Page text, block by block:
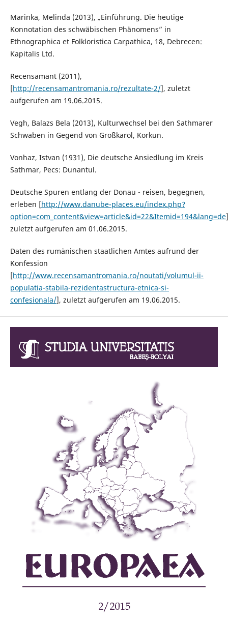
Marinka, Melinda (2013), „Einführung. Die heutige
Konnotation des schwäbischen Phänomens” in
Ethnographica et Folkloristica Carpathica, 18, Debrecen:
Kapitalis Ltd.
Recensamant (2011),
[http://recensamantromania.ro/rezultate-2/], zuletzt
aufgerufen am 19.06.2015.
Vegh, Balazs Bela (2013), Kulturwechsel bei den Sathmarer
Schwaben in Gegend von Großkarol, Korkun.
Vonhaz, Istvan (1931), Die deutsche Ansiedlung im Kreis
Sathmar, Pecs: Dunantul.
Deutsche Spuren entlang der Donau - reisen, begegnen,
erleben [http://www.danube-places.eu/index.php?
option=com_content&view=article&id=22&Itemid=194&lang=de
zuletzt aufgerufen am 01.06.2015.
Daten des rumänischen staatlichen Amtes aufrund der
Konfession
[http://www.recensamantromania.ro/noutati/volumul-ii-
populatia-stabila-rezidentastructura-etnica-si-
confesionala/], zuletzt aufgerufen am 19.06.2015.